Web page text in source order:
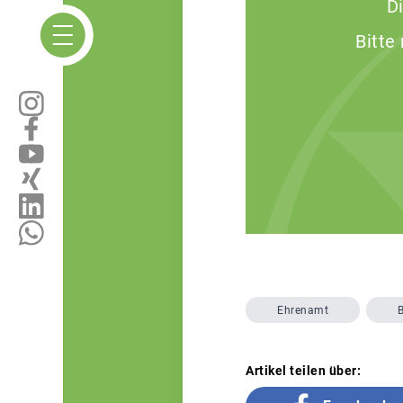
Bitte
Ehrenamt
Artikel teilen über: